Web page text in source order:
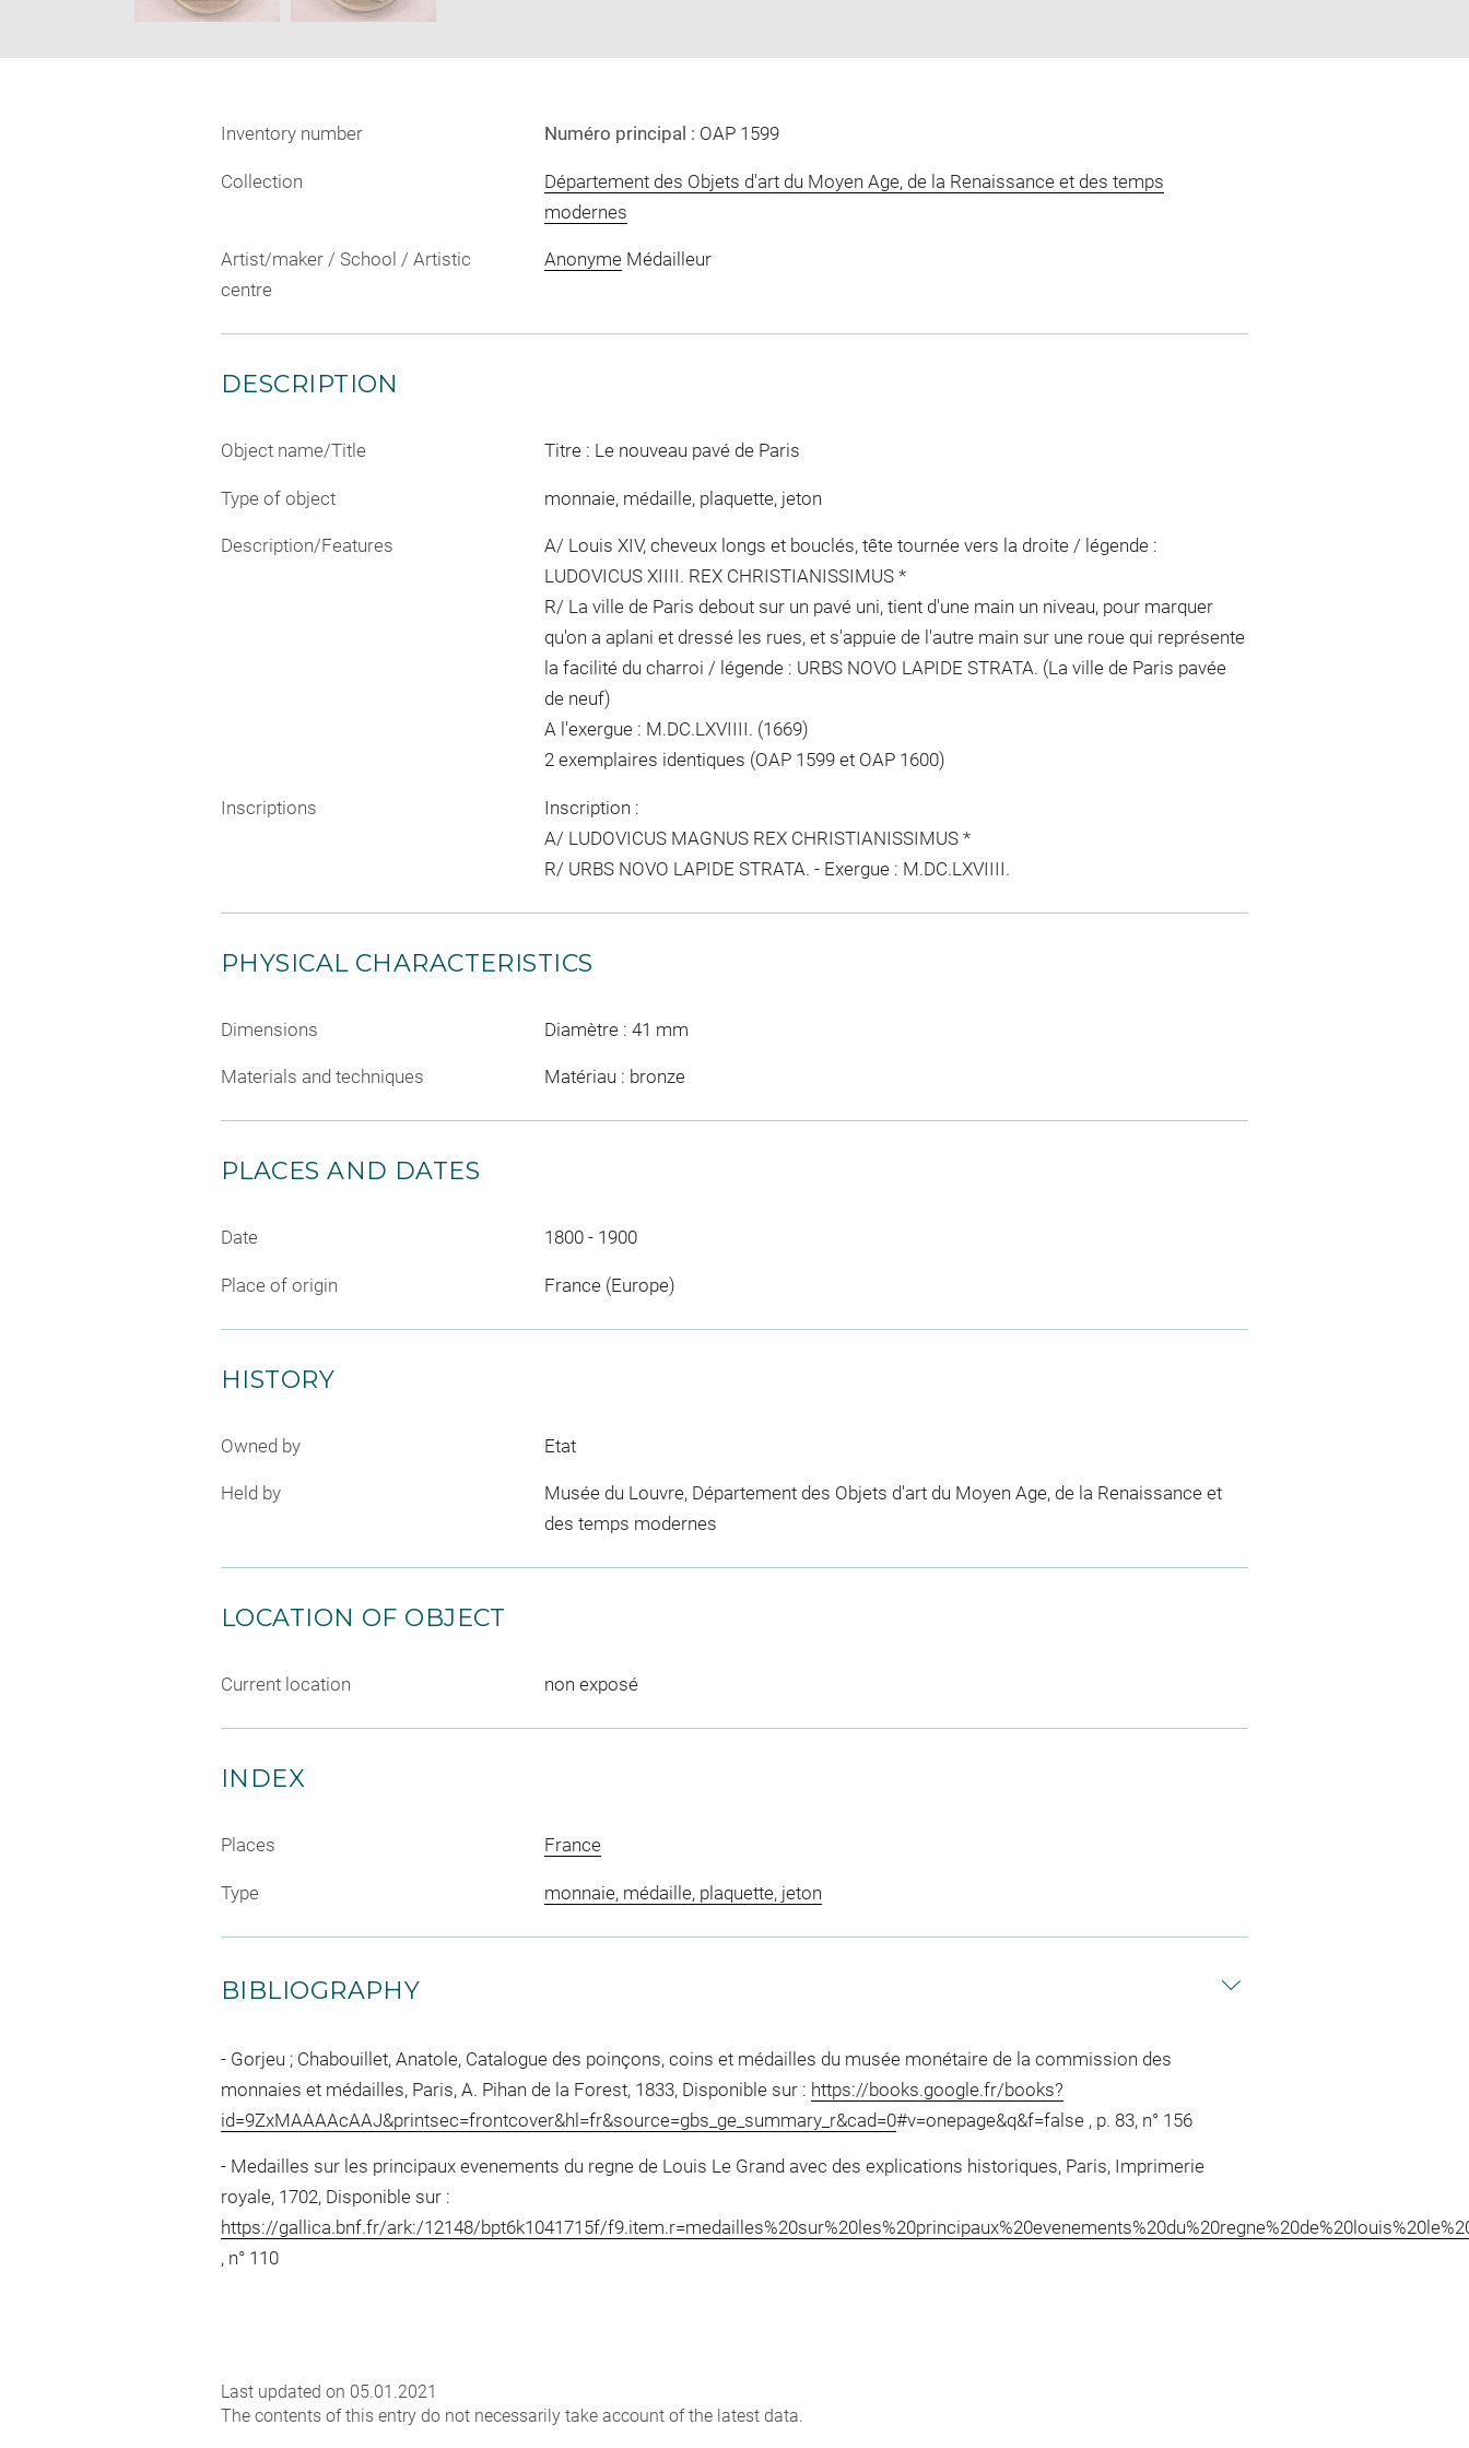
Inventory number Numéro principal : OAP 1599
Collection
Département des Objets d'art du Moyen Age, de la Renaissance et des temps
modernes
Artist/maker / School / Artistic
centre
AnonymeMédailleur
DESCRIPTION
Object name/Title Titre : Le nouveau pavé de Paris
Type of object monnaie, médaille, plaquette, jeton
Description/Features
A/ Louis XIV, cheveux longs et bouclés, tête tournée vers la droite / légende :
LUDOVICUS XIIII. REX CHRISTIANISSIMUS *
R/ La ville de Paris debout sur un pavé uni, tient d'une main un niveau, pour marquer
qu'on a aplani et dressé les rues, et s'appuie de l'autre main sur une roue qui représente
la facilité du charroi / légende : URBS NOVO LAPIDE STRATA. (La ville de Paris pavée
de neuf)
A l'exergue : M.DC.LXVIIII. (1669)
2 exemplaires identiques (OAP 1599 et OAP 1600)
Inscriptions
Inscription :
A/ LUDOVICUS MAGNUS REX CHRISTIANISSIMUS *
R/ URBS NOVO LAPIDE STRATA. - Exergue : M.DC.LXVIIII.
PHYSICAL CHARACTERISTICS
Dimensions Diamètre : 41 mm
Materials and techniques Matériau : bronze
PLACES AND DATES
Date 1800 - 1900
Place of origin France (Europe)
HISTORY
Owned by Etat
Held by
Musée du Louvre, Département des Objets d'art du Moyen Age, de la Renaissance et
des temps modernes
LOCATION OF OBJECT
Current location non exposé
INDEX
Places France
Type monnaie, médaille, plaquette, jeton
BIBLIOGRAPHY
Gorjeu ; Chabouillet, Anatole, Catalogue des poinçons, coins et médailles du musée monétaire de la commission des
monnaies et médailles, Paris, A. Pihan de la Forest, 1833, Disponible sur : https://books.google.fr/books?
id=9ZxMAAAAcAAJ&printsec=frontcover&hl=fr&source=gbs_ge_summary_r&cad=0#v=onepage&q&f=false , p. 83, n° 156
Medailles sur les principaux evenements du regne de Louis Le Grand avec des explications historiques, Paris, Imprimerie
royale, 1702, Disponible sur :
https://gallica.bnf.fr/ark:/12148/bpt6k1041715f/
, n° 110
Last updated on 05.01.2021
The contents of this entry do not necessarily take account of the latest data.